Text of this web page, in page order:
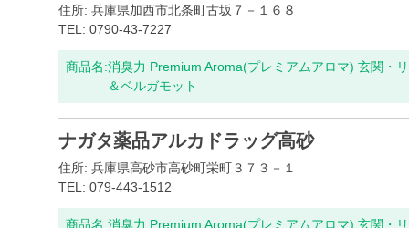
住所: 兵庫県加西市北条町古坂７－１６８
TEL: 0790-43-7227
商品名:消臭力 Premium Aroma(プレミアムアロマ) 玄関・
＆ベルガモット
ナガタ薬品アルカドラッグ高砂
住所: 兵庫県高砂市高砂町栄町３７３－１
TEL: 079-443-1512
商品名:消臭力 Premium Aroma(プレミアムアロマ) 玄関・